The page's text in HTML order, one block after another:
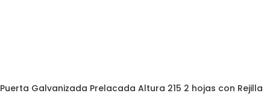
Puerta Galvanizada Prelacada Altura 215 2 hojas con Rejilla